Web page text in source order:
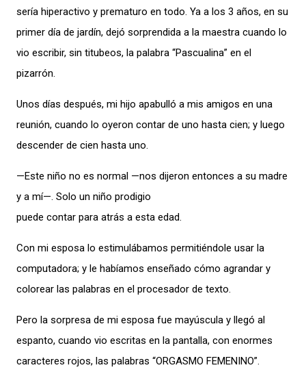
sería hiperactivo y prematuro en todo. Ya a los 3 años, en su
primer día de jardín, dejó sorprendida a la maestra cuando lo
vio escribir, sin titubeos, la palabra “Pascualina” en el
pizarrón.
Unos días después, mi hijo apabulló a mis amigos en una
reunión, cuando lo oyeron contar de uno hasta cien; y luego
descender de cien hasta uno.
—Este niño no es normal —nos dijeron entonces a su madre
y a mí—. Solo un niño prodigio
puede contar para atrás a esta edad.
Con mi esposa lo estimulábamos permitiéndole usar la
computadora; y le habíamos enseñado cómo agrandar y
colorear las palabras en el procesador de texto.
Pero la sorpresa de mi esposa fue mayúscula y llegó al
espanto, cuando vio escritas en la pantalla, con enormes
caracteres rojos, las palabras “ORGASMO FEMENINO”.